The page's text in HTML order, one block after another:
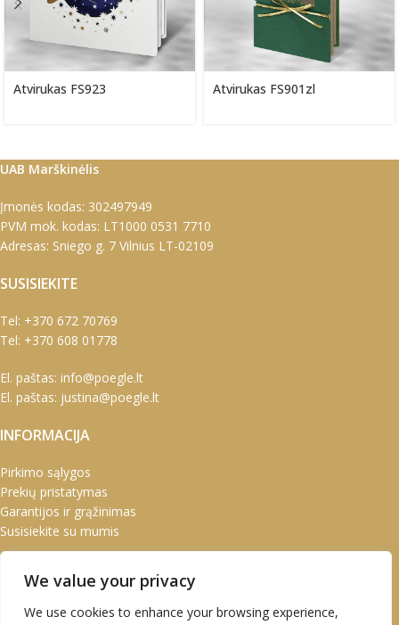
We value your privacy
We use cookies to enhance your browsing experience,
Atvirukas FS923 Atvirukas FS901zl
UAB Marškinėlis
Įmonės kodas: 302497949
PVM mok. kodas: LT1000 0531 7710
Adresas: Sniego g. 7 Vilnius LT-02109
SUSISIEKITE
Tel: +370 672 70769
Tel: +370 608 01778
El. paštas: info@poegle.lt
El. paštas: justina@poegle.lt
INFORMACIJA
Pirkimo sąlygos
Prekių pristatymas
Garantijos ir grąžinimas
Susisiekite su mumis
Paskyra